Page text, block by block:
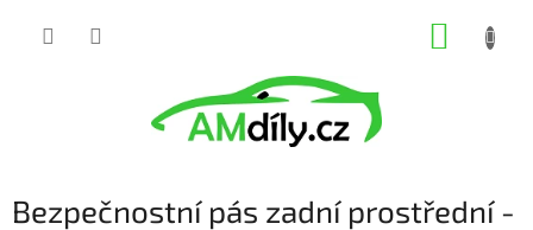
Bezpečnostní pás zadní prostřední -